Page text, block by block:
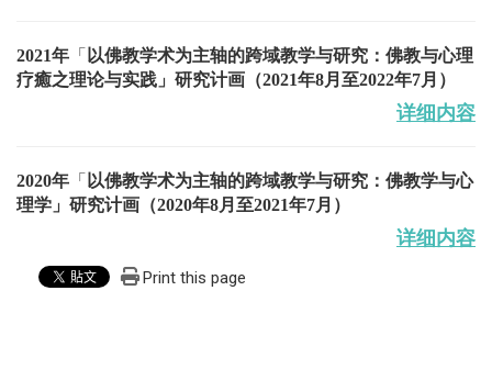
2021年 「 以佛教学术为主轴的跨域教学与研究：佛教与心理
疗癒之理论与实践」研究计画 （2021年8月至2022年7月）
详细内容
2020年 「 以佛教学术为主轴的跨域教学与研究：佛教学与心
理学」研究计画 （2020年8月至2021年7月）
详细内容
Print this page